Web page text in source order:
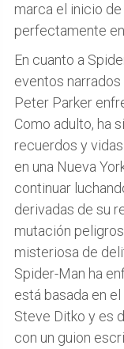
marca el inicio de
perfectamente
En cuanto a
eventos narrados
Peter Parker
Como adulto, ha
recuerdos y
en una Nueva
continuar
derivadas de su
mutación
misteriosa de
Spider-Man ha
está basada en
Steve Ditko y es
con un guion